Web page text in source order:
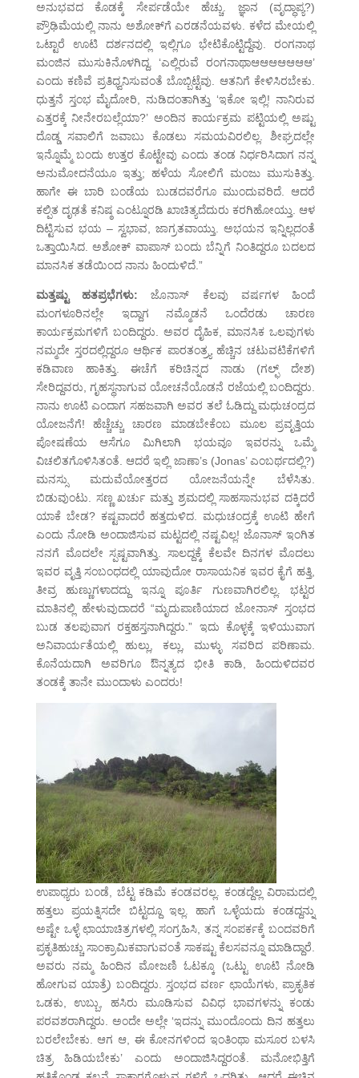
ಅನುಭವದ ಕೊಡಕ್ಕೆ ಸೇರ್ಪಡೆಯೇ ಹೆಚ್ಚು. ಜ್ಞಾನ (ವೃದ್ಧಾಪ್ಯ?)
ಪ್ರೌಢಿಮೆಯಲ್ಲಿ ನಾನು ಅಶೋಕ್‌ಗೆ ಎರಡನೆಯವಳು. ಕಳೆದ ಮೇಯಲ್ಲಿ
ಒಟ್ಟಾರೆ ಊಟಿ ದರ್ಶನದಲ್ಲಿ ಇಲ್ಲಿಗೂ ಭೇಟಿಕೊಟ್ಟಿದ್ದೆವು. ರಂಗನಾಥ
ಮಂಜಿನ ಮುಸುಕಿನೊಳಗಿದ್ದ. ‘ಎಲ್ಲಿರುವೆ ರಂಗನಾಥಾಆಆಆಆಆಆಆ’
ಎಂದು ಕಣಿವೆ ಪ್ರತಿಧ್ವನಿಸುವಂತೆ ಬೊಬ್ಬಿಟ್ಟೆವು. ಆತನಿಗೆ ಕೇಳಿಸಿರಬೇಕು.
ಧುತ್ತನೆ ಸ್ತಂಭ ಮೈದೋರಿ, ನುಡಿದಂತಾಗಿತ್ತು ‘ಇಕೋ ಇಲ್ಲಿ! ನಾನಿರುವ
ಎತ್ತರಕ್ಕೆ ನೀನೇರಬಲ್ಲೆಯಾ?’ ಅಂದಿನ ಕಾರ್ಯಕ್ರಮ ಪಟ್ಟಿಯಲ್ಲಿ ಅಷ್ಟು
ದೊಡ್ಡ ಸವಾಲಿಗೆ ಜವಾಬು ಕೊಡಲು ಸಮಯವಿರಲಿಲ್ಲ. ಶೀಘ್ರದಲ್ಲೇ
ಇನ್ನೊಮ್ಮೆ ಬಂದು ಉತ್ತರ ಕೊಟ್ಟೇವು ಎಂದು ತಂಡ ನಿರ್ಧರಿಸಿದಾಗ ನನ್ನ
ಅನುಮೋದನೆಯೂ ಇತ್ತು; ಹಳೆಯ ಸೋಲಿಗೆ ಮಂಜು ಮುಸುಕಿತ್ತು.
ಹಾಗೇ ಈ ಬಾರಿ ಬಂಡೆಯ ಬುಡದವರೆಗೂ ಮುಂದುವರಿದೆ. ಆದರೆ
ಕಲ್ಪಿತ ದೃಢತೆ ಕನಿಷ್ಠ ಎಂಟ್ನೂರಡಿ ಖಾಚಿತ್ಯದೆದುರು ಕರಗಿಹೋಯ್ತು. ಆಳ
ದಿಟ್ಟಿಸುವ ಭಯ – ಸ್ವಭಾವ, ಜಾಗ್ರತವಾಯ್ತು. ಅಭಯನ ಇನ್ನಿಲ್ಲದಂತೆ
ಒತ್ತಾಯಿಸಿದ. ಅಶೋಕ್ ವಾಪಾಸ್ ಬಂದು ಬೆನ್ನಿಗೆ ನಿಂತಿದ್ದರೂ ಬದಲದ
ಮಾನಸಿಕ ತಡೆಯಿಂದ ನಾನು ಹಿಂದುಳಿದೆ.”
ಮತ್ತಷ್ಟು ಹತಪ್ರಭೆಗಳು: ಜೊನಾಸ್ ಕೆಲವು ವರ್ಷಗಳ ಹಿಂದೆ
ಮಂಗಳೂರಿನಲ್ಲೇ ಇದ್ದಾಗ ನಮ್ಮೊಡನೆ ಒಂದೆರಡು ಚಾರಣ
ಕಾರ್ಯಕ್ರಮಗಳಿಗೆ ಬಂದಿದ್ದರು. ಅವರ ದೈಹಿಕ, ಮಾನಸಿಕ ಒಲವುಗಳು
ನಮ್ಮದೇ ಸ್ತರದಲ್ಲಿದ್ದರೂ ಆರ್ಥಿಕ ಪಾರತಂತ್ರ್ಯ ಹೆಚ್ಚಿನ ಚಟುವಟಿಕೆಗಳಿಗೆ
ಕಡಿವಾಣ ಹಾಕಿತ್ತು. ಈಚೆಗೆ ಕರಿಚಿನ್ನದ ನಾಡು (ಗಲ್ಫ್ ದೇಶ)
ಸೇರಿದ್ದವರು, ಗೃಹಸ್ಥನಾಗುವ ಯೋಚನೆಯೊಡನೆ ರಜೆಯಲ್ಲಿ ಬಂದಿದ್ದರು.
ನಾನು ಊಟಿ ಎಂದಾಗ ಸಹಜವಾಗಿ ಅವರ ತಲೆ ಓಡಿದ್ದು ಮಧುಚಂದ್ರದ
ಯೋಜನೆಗೆ! ಹೆಚ್ಚೆಚ್ಚು ಚಾರಣ ಮಾಡಬೇಕೆಂಬ ಮೂಲ ಪ್ರವೃತ್ತಿಯ
ಪೋಷಣೆಯ ಆಸೆಗೂ ಮಿಗಿಲಾಗಿ ಭಯವೂ ಇವರನ್ನು ಒಮ್ಮೆ
ವಿಚಲಿತಗೊಳಿಸಿತಂತೆ. ಆದರೆ ಇಲ್ಲಿ ಜಾಣಾ’s (Jonas’ ಎಂಬರ್ಥದಲ್ಲಿ?)
ಮನಸ್ಸು ಮದುವೆಯೋತ್ತರದ ಯೋಜನೆಯನ್ನೇ ಬೆಳೆಸಿತು.
ಬಿಡುವುಂಟು. ಸಣ್ಣ ಖರ್ಚು ಮತ್ತು ಶ್ರಮದಲ್ಲಿ ಸಾಹಸಾನುಭವ ದಕ್ಕಿದರೆ
ಯಾಕೆ ಬೇಡ? ಕಷ್ಟವಾದರೆ ಹತ್ತದುಳಿದ. ಮಧುಚಂದ್ರಕ್ಕೆ ಊಟಿ ಹೇಗೆ
ಎಂದು ನೋಡಿ ಅಂದಾಜಿಸುವ ಮಟ್ಟದಲ್ಲಿ ನಷ್ಟವಿಲ್ಲ! ಜೊನಾಸ್ ಇಂಗಿತ
ನನಗೆ ಮೊದಲೇ ಸ್ಪಷ್ಟವಾಗಿತ್ತು. ಸಾಲದ್ದಕ್ಕೆ ಕೆಲವೇ ದಿನಗಳ ಮೊದಲು
ಇವರ ವೃತ್ತಿ ಸಂಬಂಧದಲ್ಲಿ ಯಾವುದೋ ರಾಸಾಯನಿಕ ಇವರ ಕೈಗೆ ಹತ್ತಿ,
ತೀವ್ರ ಹುಣ್ಣುಗಳಾದದ್ದು ಇನ್ನೂ ಪೂರ್ತಿ ಗುಣವಾಗಿರಲಿಲ್ಲ. ಭಟ್ಟರ
ಮಾತಿನಲ್ಲಿ ಹೇಳುವುದಾದರೆ “ಮೃದುಪಾಣಿಯಾದ ಜೋನಾಸ್ ಸ್ತಂಭದ
ಬುಡ ತಲಪುವಾಗ ರಕ್ತಹಸ್ತನಾಗಿದ್ದರು.” ಇದು ಕೊಳ್ಳಕ್ಕೆ ಇಳಿಯುವಾಗ
ಅನಿವಾರ್ಯತೆಯಲ್ಲಿ ಹುಲ್ಲು, ಕಲ್ಲು, ಮುಳ್ಳು ಸವರಿದ ಪರಿಣಾಮ.
ಕೊನೆಯದಾಗಿ ಅವರಿಗೂ ಔನ್ನತ್ಯದ ಭೀತಿ ಕಾಡಿ, ಹಿಂದುಳಿದವರ
ತಂಡಕ್ಕೆ ತಾನೇ ಮುಂದಾಳು ಎಂದರು!
ಉಪಾಧ್ಯರು ಬಂಡೆ, ಬೆಟ್ಟ ಕಡಿಮೆ ಕಂಡವರಲ್ಲ. ಕಂಡದ್ದೆಲ್ಲ ವಿರಾಮದಲ್ಲಿ
ಹತ್ತಲು ಪ್ರಯತ್ನಿಸದೇ ಬಿಟ್ಟದ್ದೂ ಇಲ್ಲ. ಹಾಗೆ ಒಳ್ಳೆಯದು ಕಂಡದ್ದನ್ನು
ಅಷ್ಟೇ ಒಳ್ಳೆ ಛಾಯಾಚಿತ್ರಗಳಲ್ಲಿ ಸಂಗ್ರಹಿಸಿ, ತನ್ನ ಸಂಪರ್ಕಕ್ಕೆ ಬಂದವರಿಗೆ
ಪ್ರಕೃತಿಹುಚ್ಚು ಸಾಂಕ್ರಾಮಿಕವಾಗುವಂತೆ ಸಾಕಷ್ಟು ಕೆಲಸವನ್ನೂ ಮಾಡಿದ್ದಾರೆ.
ಅವರು ನಮ್ಮ ಹಿಂದಿನ ಮೋಜಣಿ ಓಟಕ್ಕೂ (ಒಟ್ಟು ಊಟಿ ನೋಡಿ
ಹೋಗುವ ಯಾತ್ರೆ) ಬಂದಿದ್ದರು. ಸ್ತಂಭದ ವರ್ಣ ಛಾಯೆಗಳು, ಪ್ರಾಕೃತಿಕ
ಒಡಕು, ಉಬ್ಬು, ಹಸಿರು ಮೂಡಿಸುವ ವಿವಿಧ ಭಾವಗಳನ್ನು ಕಂಡು
ಪರವಶರಾಗಿದ್ದರು. ಅಂದೇ ಅಲ್ಲೇ ‘ಇದನ್ನು ಮುಂದೊಂದು ದಿನ ಹತ್ತಲು
ಬರಲೇಬೇಕು. ಆಗ ಆ, ಈ ಕೋನಗಳಿಂದ ಇಂತಿಂಥಾ ಮಸೂರ ಬಳಸಿ
ಚಿತ್ರ ಹಿಡಿಯಬೇಕು’ ಎಂದು ಅಂದಾಜಿಸಿದ್ದರಂತೆ. ಮನೋಭಿತ್ತಿಗೆ